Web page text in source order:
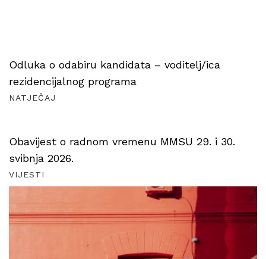
Odluka o odabiru kandidata – voditelj/ica
rezidencijalnog programa
NATJEČAJ
Obavijest o radnom vremenu MMSU 29. i 30.
svibnja 2026.
VIJESTI